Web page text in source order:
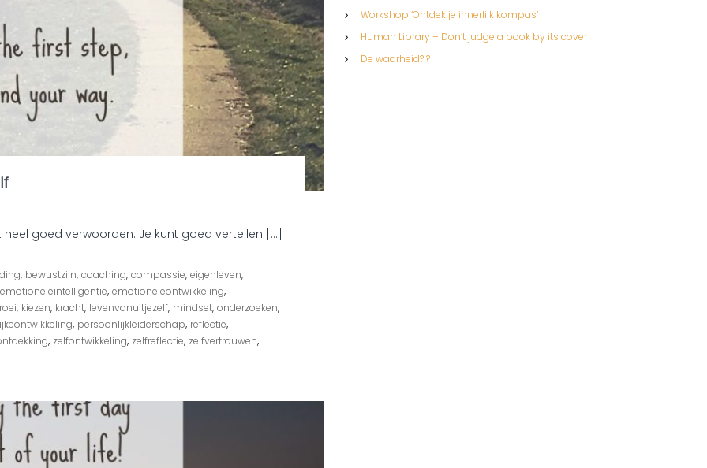
goed verwoorden. Je kunt goed vertellen […]
, bewustzijn, coaching, compassie, eigenleven,
emotioneleintelligentie, emotioneleontwikkeling,
, kiezen, kracht, levenvanuitjezelf, mindset, onderzoeken,
, persoonlijkleiderschap, reflectie,
, zelfontwikkeling, zelfreflectie, zelfvertrouwen,
Workshop ‘Ontdek je innerlijk kompas’
Human Library – Don’t judge a book by its cover
De waarheid?!?